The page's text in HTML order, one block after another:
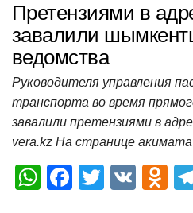
Претензиями в
завалили
ведомства
Руководителя управления
транспорта во время
завалили претензиями в
vera.kz На странице
W
F
T
V
O